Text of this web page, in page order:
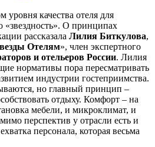
качества отеля для
«звездность». О принципах
рассказала Лилия Биткулова,
Отелям», член экспертного
и отельеров России. Лилия
нормативы пора пересматривать
индустрии гостеприимства.
но главный принцип –
отдыху. Комфорт – на
мебели, и микроклимат, и
перспектив у отрасли есть и
персонала, которая весьма